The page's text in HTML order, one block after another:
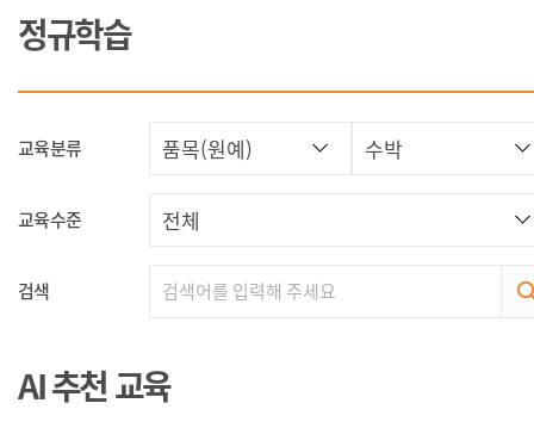
정규학습
교육분류
교육수준
검색
AI 추천 교육